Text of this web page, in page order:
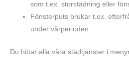
som t.ex. storstädning eller
Fönsterputs brukar t.ex.
under vårperioden
Du hittar alla våra städtjänster i